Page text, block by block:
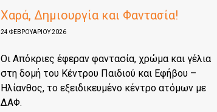
Χαρά, Δημιουργία και Φαντασία!
24 ΦΕΒΡΟΥΑΡΊΟΥ 2026
Οι Απόκριες έφεραν φαντασία, χρώμα και γέλια
στη δομή του Κέντρου Παιδιού και Εφήβου –
Ηλίανθος, το εξειδικευμένο κέντρο ατόμων με
ΔΑΦ.